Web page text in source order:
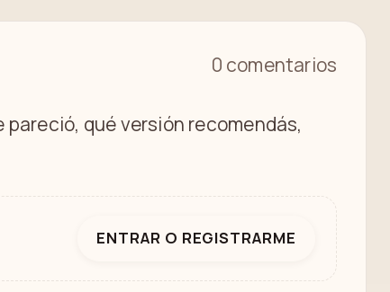
0 comentarios
qué versión recomendás,
ENTRAR O REGISTRARME